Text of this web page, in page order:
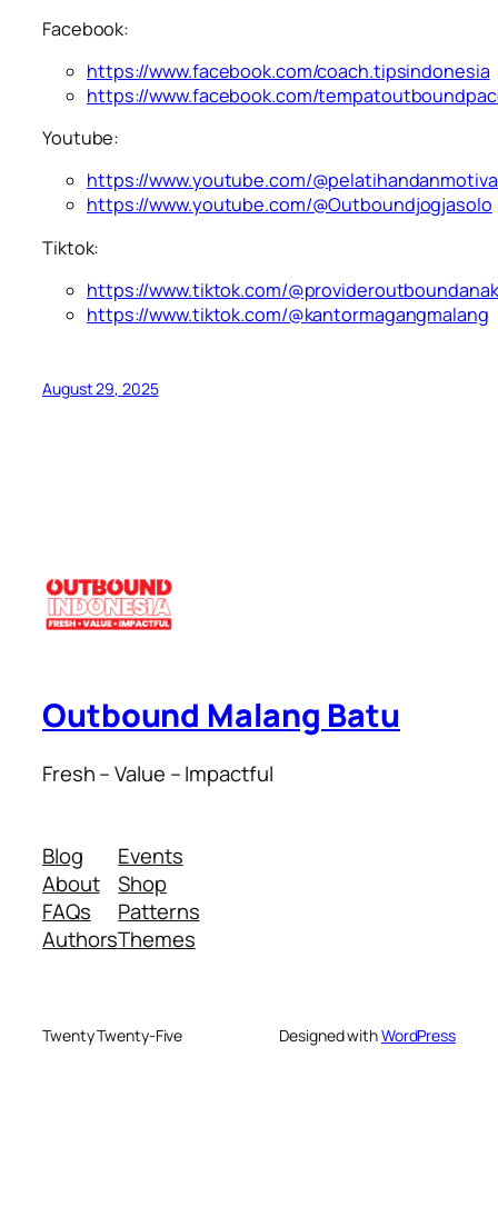
Facebook:
https://www.facebook.com/coach.tipsindonesia
https://www.facebook.com/
Youtube:
https://www.youtube.com/
https://www.youtube.com/@Outboundjogjasolo
Tiktok:
https://www.tiktok.com/@provideroutboundanak
https://www.tiktok.com/@kantormagangmalang
August 29, 2025
Outbound Malang Batu
Fresh – Value – Impactful
Blog
About
FAQs
Authors
Events
Shop
Patterns
Themes
Twenty Twenty-Five Designed withWordPress